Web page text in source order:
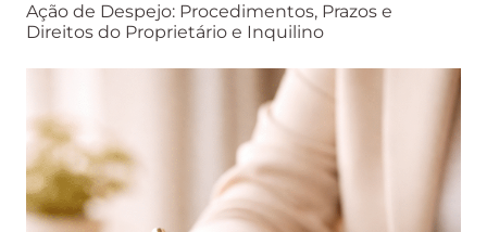
Ação de Despejo: Procedimentos, Prazos e
Direitos do Proprietário e Inquilino